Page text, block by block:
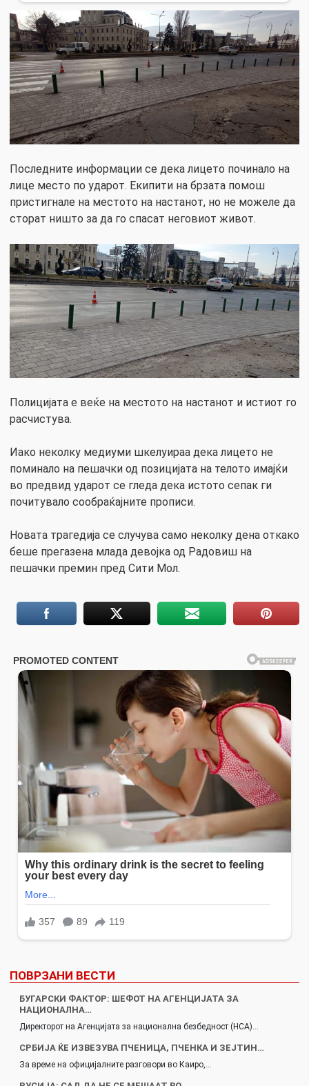
Последните информации се дека лицето починало на
лице место по ударот. Екипити на брзата помош
пристигнале на местото на настанот, но не можеле да
сторат ништо за да го спасат неговиот живот.
Полицијата е веќе на местото на настанот и истиот го
расчистува.
Иако неколку медиуми шкелуираа дека лицето не
поминало на пешачки од позицијата на телото имајќи
во предвид ударот се гледа дека истото сепак ги
почитувало сообраќајните прописи.
Новата трагедија се случува само неколку дена откако
беше прегазена млада девојка од Радовиш на
пешачки премин пред Сити Мол.
ПОВРЗАНИ ВЕСТИ
БУГАРСКИ ФАКТОР: ШЕФОТ НА АГЕНЦИЈАТА ЗА
НАЦИОНАЛНА…
Директорот на Агенцијата за национална безбедност (НСА)…
СРБИЈА ЌЕ ИЗВЕЗУВА ПЧЕНИЦА, ПЧЕНКА И ЗЕЈТИН…
За време на официјалните разговори во Каиро,…